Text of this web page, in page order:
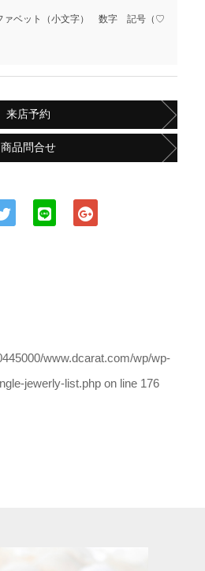
小文字） 数字 記号（♡
来店予約
商品問合せ
www.dcarat.com/wp/wp-
jewerly-list.php on line 176